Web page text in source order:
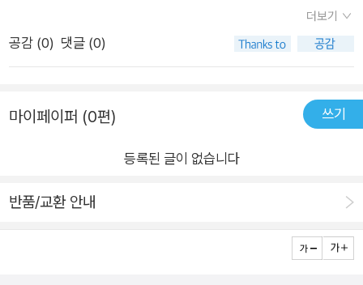
야말로 정의를 위한 것이기에…….
사적제재에 대해 이야기하는 소설이다. 최근 전 세계적으로 문제
가 되고 있는 이슈 중 하나이기에, 요새 사적제재에 대해 소설이
많이 하는 유럽 국가(?) 중 하나였다.(지금은 그리스와 이탈리아)
그래서 독일에서는 진짜로 난민의 수 자체가 심각한 문제이기도
하다.⚖️넬레 노이하우스 저자의 <몬스터>에서는 사적제재, 난
언론과, 피해자의 고통은 조금도 배려하지 않는 소셜미디어의 댓
마스 직전 14일간의 미스터리로 녹여낸 이 작품은 반전에 반전을
더보기
공감 (0) 댓글 (0)
마이페이퍼 (0편) 쓰기
등록된 글이 없습니다
반품/교환 안내